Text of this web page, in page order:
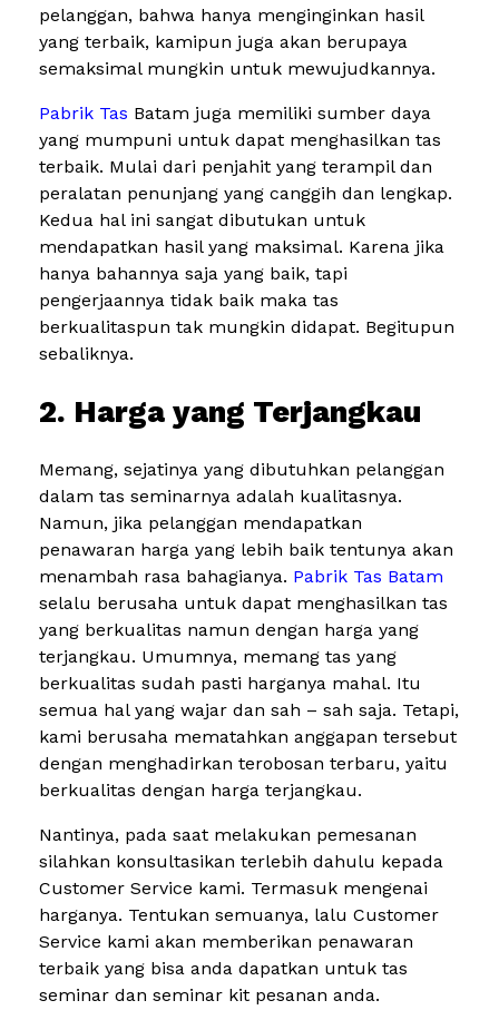
pelanggan, bahwa hanya menginginkan hasil
yang terbaik, kamipun juga akan berupaya
semaksimal mungkin untuk mewujudkannya.
Pabrik Tas Batam juga memiliki sumber daya
yang mumpuni untuk dapat menghasilkan tas
terbaik. Mulai dari penjahit yang terampil dan
peralatan penunjang yang canggih dan lengkap.
Kedua hal ini sangat dibutukan untuk
mendapatkan hasil yang maksimal. Karena jika
hanya bahannya saja yang baik, tapi
pengerjaannya tidak baik maka tas
berkualitaspun tak mungkin didapat. Begitupun
sebaliknya.
2. Harga yang Terjangkau
Memang, sejatinya yang dibutuhkan pelanggan
dalam tas seminarnya adalah kualitasnya.
Namun, jika pelanggan mendapatkan
penawaran harga yang lebih baik tentunya akan
menambah rasa bahagianya. Pabrik Tas Batam
selalu berusaha untuk dapat menghasilkan tas
yang berkualitas namun dengan harga yang
terjangkau. Umumnya, memang tas yang
berkualitas sudah pasti harganya mahal. Itu
semua hal yang wajar dan sah – sah saja. Tetapi,
kami berusaha mematahkan anggapan tersebut
dengan menghadirkan terobosan terbaru, yaitu
berkualitas dengan harga terjangkau.
Nantinya, pada saat melakukan pemesanan
silahkan konsultasikan terlebih dahulu kepada
Customer Service kami. Termasuk mengenai
harganya. Tentukan semuanya, lalu Customer
Service kami akan memberikan penawaran
terbaik yang bisa anda dapatkan untuk tas
seminar dan seminar kit pesanan anda.